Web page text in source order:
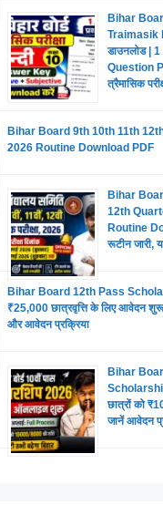
Bihar
Traimasik
डाउनलोड |
Question
त्रैमासिक
Bihar Board 9th 10th 11th
2026 Routine Download PDF
Bihar
12th
Routine
रूटीन जारी,
Bihar Board 12th Pass
₹25,000 छात्रवृत्ति के लिए आवेदन
और आवेदन प्रक्रिया
Bihar
छात्रों को
जानें आवेदन